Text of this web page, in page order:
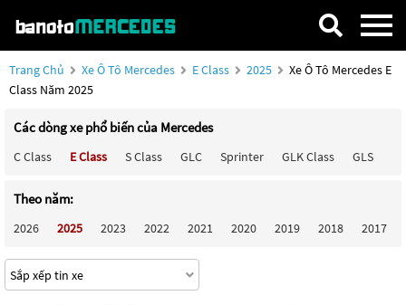
Trang Chủ Xe Ô Tô Mercedes E Class 2025
Xe Ô Tô Mercedes E
Class Năm 2025
Các dòng xe phổ biến của Mercedes
C Class E Class S Class GLC Sprinter GLK Class GLS
Theo năm:
2026 2025 2023 2022 2021 2020 2019 2018 2017